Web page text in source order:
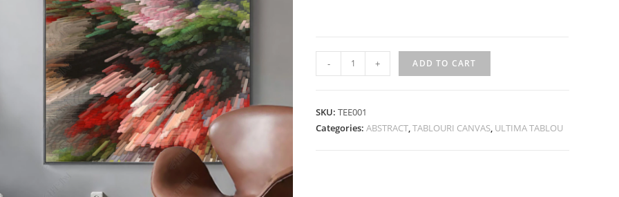
- + ADD TO CART
SKU:TEE001
Categories:ABSTRACT,TABLOURI CANVAS, ULTIMA TABLOU